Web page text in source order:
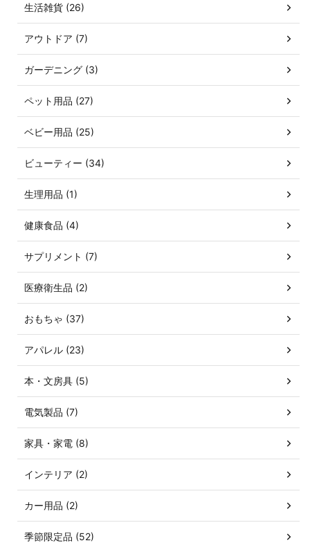
生活雑貨 (26)
アウトドア (7)
ガーデニング (3)
ペット用品 (27)
ベビー用品 (25)
ビューティー (34)
生理用品 (1)
健康食品 (4)
サプリメント (7)
医療衛生品 (2)
おもちゃ (37)
アパレル (23)
本・文房具 (5)
電気製品 (7)
家具・家電 (8)
インテリア (2)
カー用品 (2)
季節限定品 (52)